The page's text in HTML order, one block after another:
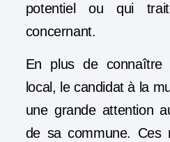
potentiel ou qui
concernant.
En plus de connaître
local, le candidat à la
une grande attention
de sa commune. Ces